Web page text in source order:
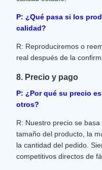
P: ¿Qué pasa si los
calidad?
R: Reproduciremos o
real después de la
8. Precio y pago
P: ¿Por qué su precio
otros?
R: Nuestro precio se
tamaño del producto, la
la cantidad del pedido.
competitivos directos de